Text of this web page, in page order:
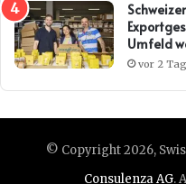
Umfeld
vor 2
© Copyright 2026,
Consulenza AG.